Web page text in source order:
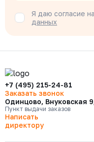
Я даю согласие на
данных
+7 (495) 215-24-81
Заказать звонок
Одинцово, Внуковская
Пункт выдачи заказов
Написать
директору